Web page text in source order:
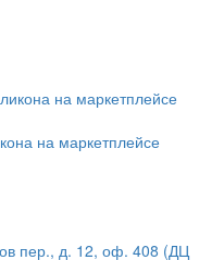
на маркетплейсе